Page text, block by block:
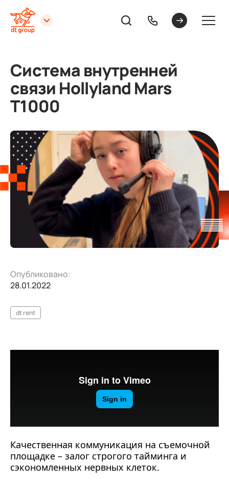
Система внутренней
связи Hollyland Mars
T1000
Опубликовано:
28.01.2022
dt rent
Качественная коммуникация на съемочной
площадке – залог строгого тайминга и
сэкономленных нервных клеток.